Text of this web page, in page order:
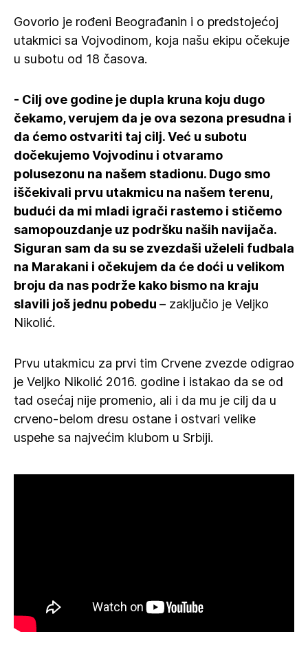
Govorio je rođeni Beograđanin i o predstojećoj
utakmici sa Vojvodinom, koja našu ekipu očekuje
u subotu od 18 časova.
- Cilj ove godine je dupla kruna koju dugo
čekamo, verujem da je ova sezona presudna i
da ćemo ostvariti taj cilj. Već u subotu
dočekujemo Vojvodinu i otvaramo
polusezonu na našem stadionu. Dugo smo
iščekivali prvu utakmicu na našem terenu,
budući da mi mladi igrači rastemo i stičemo
samopouzdanje uz podršku naših navijača.
Siguran sam da su se zvezdaši uželeli fudbala
na Marakani i očekujem da će doći u velikom
broju da nas podrže kako bismo na kraju
slavili još jednu pobedu – zaključio je Veljko
Nikolić.
Prvu utakmicu za prvi tim Crvene zvezde odigrao
je Veljko Nikolić 2016. godine i istakao da se od
tad osećaj nije promenio, ali i da mu je cilj da u
crveno-belom dresu ostane i ostvari velike
uspehe sa najvećim klubom u Srbiji.